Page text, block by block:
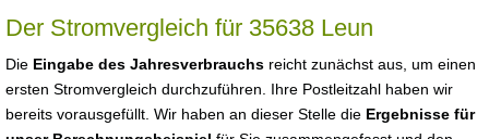
Der Stromvergleich für 35638 Leun
Die Eingabe des Jahresverbrauchs reicht zunächst aus, um einen
ersten Stromvergleich durchzuführen. Ihre Postleitzahl haben wir
bereits vorausgefüllt. Wir haben an dieser Stelle die Ergebnisse für